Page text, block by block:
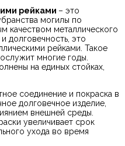
рейками – это
могилы по
качеством металлического
долговечность, это
рейками. Такое
многие годы.
на единых стойках,
соединение и покраска в
долговечное изделие,
внешней среды.
увеличивает срок
ухода во время